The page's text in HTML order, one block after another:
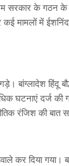
सरकार के गठन
मामलों में
हिंदू
दर्ज की
रंजिश की बात
कर दिया गया।